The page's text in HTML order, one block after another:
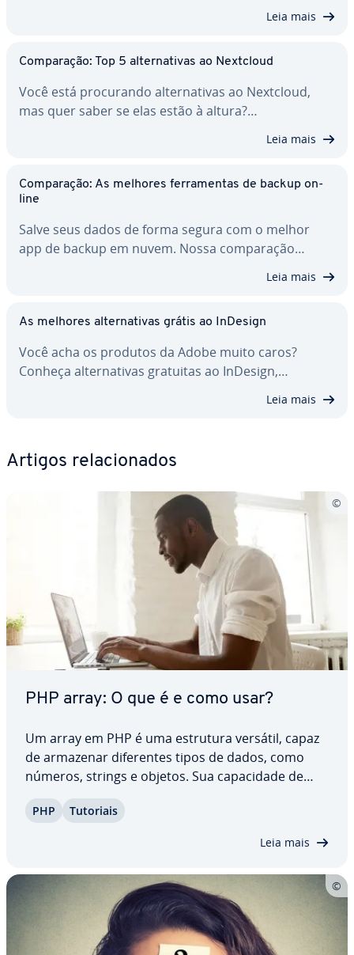
Leia mais
Com­pa­ra­ção: Top 5 al­ter­na­ti­vas ao Nextcloud
Você está pro­cu­rando al­ter­na­ti­vas ao Nextcloud,
mas quer saber se elas estão à altura?…
Leia mais
Com­pa­ra­ção: As melhores fer­ra­men­tas de backup on-
line
Salve seus dados de forma segura com o melhor
app de backup em nuvem. Nossa com­pa­ra­ção…
Leia mais
As melhores al­ter­na­ti­vas grátis ao InDesign
Você acha os produtos da Adobe muito caros?
Conheça al­ter­na­ti­vas gratuitas ao InDesign,…
Leia mais
Artigos re­la­ci­o­na­dos
PHP array: O que é e como usar?
Um array em PHP é uma estrutura versátil, capaz
de armazenar di­fe­ren­tes tipos de dados, como
números, strings e objetos. Sua ca­pa­ci­dade de
arranjo sim­pli­fica a ma­ni­pu­la­ção de dados e
PHP Tutoriais
Leia mais